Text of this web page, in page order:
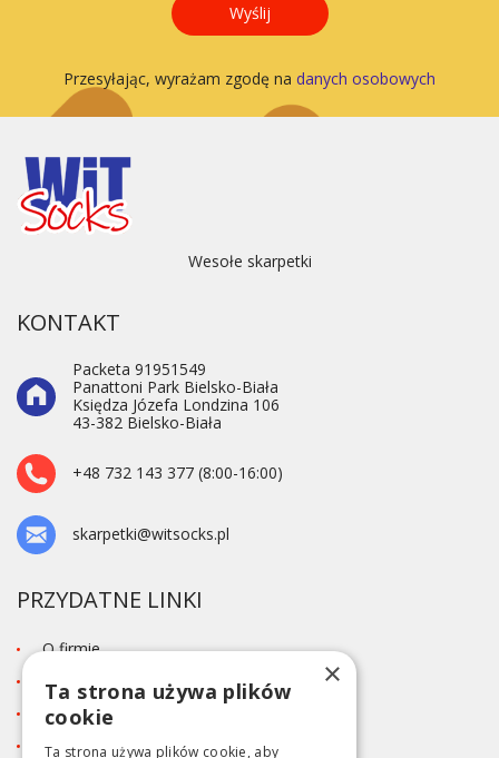
Wyślij
Przesyłając, wyrażam zgodę na danych osobowych
Wesołe skarpetki
KONTAKT
Packeta 91951549
Panattoni Park Bielsko-Biała
Księdza Józefa Londzina 106
43-382 Bielsko-Biała
+48 732 143 377 (8:00-16:00)
skarpetki@witsocks.pl
PRZYDATNE LINKI
O firmie
Blog
Kontakt
Tabela rozmiarów
×
Ta strona używa plików
cookie
Ta strona używa plików cookie, aby